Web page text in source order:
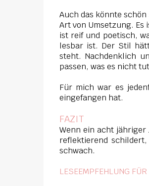
Auch das könnte
Art von Umsetzung. Es
ist reif und poetisch,
lesbar ist. Der Stil
steht. Nachdenklich
passen, was es nicht
Für mich war es
eingefangen hat.
FAZIT
Wenn ein acht
reflektierend
schwach.
LESEEMPFEHLUNG